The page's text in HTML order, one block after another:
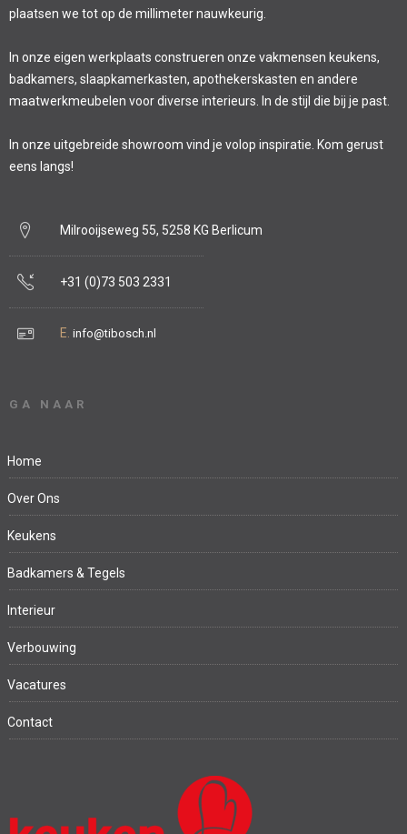
plaatsen we tot op de millimeter nauwkeurig.
In onze eigen werkplaats construeren onze vakmensen keukens,
badkamers, slaapkamerkasten, apothekerskasten en andere
maatwerkmeubelen voor diverse interieurs. In de stijl die bij je past.
In onze uitgebreide showroom vind je volop inspiratie. Kom gerust
eens langs!
Milrooijseweg 55, 5258 KG Berlicum
+31 (0)73 503 2331
E. info@tibosch.nl
GA NAAR
Home
Over Ons
Keukens
Badkamers & Tegels
Interieur
Verbouwing
Vacatures
Contact